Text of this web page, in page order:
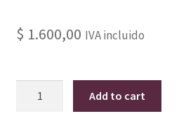
$ 1.600,00 IVA incluido
Add to cart